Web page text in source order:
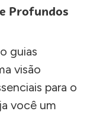
Profundos
guias
visão
para o
você um